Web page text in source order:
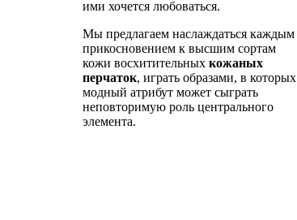
ими хочется любоваться.
Мы предлагаем наслаждаться каждым
прикосновением к высшим сортам
кожи восхитительных кожаных
перчаток, играть образами, в которых
модный атрибут может сыграть
неповторимую роль центрального
элемента.